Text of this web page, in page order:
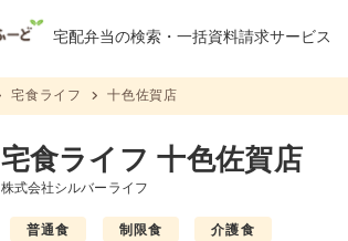
宅配弁当の検索・一括資料請求サービス
宅食ライフ 十色佐賀店
宅食ライフ 十色佐賀店
株式会社シルバーライフ
普通食 制限食 介護食